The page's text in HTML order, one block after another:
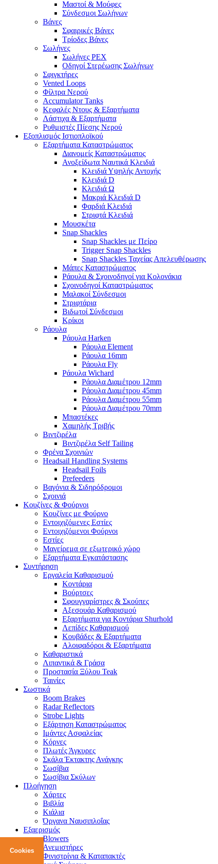
Μαστοί & Μούφες
Σύνδεσμοι Σωλήνων
Βάνες
Σφαιρικές Βάνες
Τρίοδες Βάνες
Σωλήνες
Σωλήνες PEX
Οδηγοί Στερέωσης Σωλήνων
Σφιγκτήρες
Vented Loops
Φίλτρα Νερού
Accumulator Tanks
Κεφαλές Ντους & Εξαρτήματα
Λάστιχα & Εξαρτήματα
Ρυθμιστές Πίεσης Νερού
Εξοπλισμός Ιστιοπλοϊκού
Εξαρτήματα Καταστρώματος
Διανομείς Καταστρώματος
Ανοξείδωτα Ναυτικά Κλειδιά
Κλειδιά Υψηλής Αντοχής
Κλειδιά D
Κλειδιά Ω
Μακριά Κλειδιά D
Φαρδιά Κλειδιά
Στριφτά Κλειδιά
Μουσκέτα
Snap Shackles
Snap Shackles με Πείρο
Trigger Snap Shackles
Snap Shackles Ταχείας Απελευθέρωσης
Μάπες Καταστρώματος
Ράουλα & Σχοινοδηγοί για Κολονάκια
Σχοινοδηγοί Καταστρώματος
Μαλακοί Σύνδεσμοι
Στριφτάρια
Βιδωτοί Σύνδεσμοι
Κρίκοι
Ράουλα
Ράουλα Harken
Ράουλα Element
Ράουλα 16mm
Ράουλα Fly
Ράουλα Wichard
Ράουλα Διαμέτρου 12mm
Ράουλα Διαμέτρου 45mm
Ράουλα Διαμέτρου 55mm
Ράουλα Διαμέτρου 70mm
Μπαστέκες
Χαμηλής Τριβής
Βιντζιρέλα
Βιντζιρέλα Self Tailing
Φρένα Σχοινιών
Headsail Handling Systems
Headsail Foils
Prefeeders
Βαγόνια & Σιδηρόδρομοι
Σχοινιά
Κουζίνες & Φούρνοι
Κουζίνες με Φούρνο
Εντοιχιζόμενες Εστίες
Εντοιχιζόμενοι Φούρνοι
Εστίες
Μαγείρεμα σε εξωτερικό χώρο
Εξαρτήματα Εγκατάστασης
Συντήρηση
Εργαλεία Καθαρισμού
Κοντάρια
Βούρτσες
Σφουγγαρίστρες & Σκούπες
Αξεσουάρ Καθαρισμού
Εξαρτήματα για Κοντάρια Shurhold
Λεπίδες Καθαρισμού
Κουβάδες & Εξαρτήματα
Αλοιφαδόροι & Εξαρτήματα
Καθαριστικά
Λιπαντικά & Γράσα
Προστασία Ξύλου Teak
Ταινίες
Σωστικά
Boom Brakes
Radar Reflectors
Strobe Lights
Εξάρτηση Καταστρώματος
Ιμάντες Ασφαλείας
Κόρνες
Πλωτές Άγκυρες
Σκάλα Έκτακτης Ανάγκης
Σωσίβια
Σωσίβια Σκύλων
Πλοήγηση
Χάρτες
Βιβλία
Κιάλια
Όργανα Ναυσιπλοΐας
Εξαερισμός
Blowers
Ανεμιστήρες
Φινιστρίνια & Καταπακτές
Cookies